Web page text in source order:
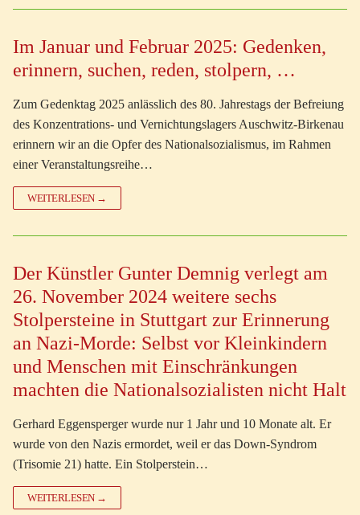
Im Januar und Februar 2025: Gedenken,
erinnern, suchen, reden, stolpern, …
Zum Gedenktag 2025 anlässlich des 80. Jahrestags der Befreiung
des Konzentrations- und Vernichtungslagers Auschwitz-Birkenau
erinnern wir an die Opfer des Nationalsozialismus, im Rahmen
einer Veranstaltungsreihe…
WEITERLESEN →
Der Künstler Gunter Demnig verlegt am
26. November 2024 weitere sechs
Stolpersteine in Stuttgart zur Erinnerung
an Nazi-Morde: Selbst vor Kleinkindern
und Menschen mit Einschränkungen
machten die Nationalsozialisten nicht Halt
Gerhard Eggensperger wurde nur 1 Jahr und 10 Monate alt. Er
wurde von den Nazis ermordet, weil er das Down-Syndrom
(Trisomie 21) hatte. Ein Stolperstein…
WEITERLESEN →